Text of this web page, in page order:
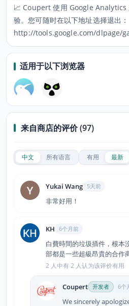
📈 Coupert 使用 Google Analytics
验。您可随时在以下地址选择退出：
http://tools.google.com/dlpage/
适用于以下浏览器
来自商店的评价 (97)
中文 所有语言 有用 最新
Yukai Wang 5天前
非常好用！
KH 6个月前
白費時間的垃圾插件，根本
部都是一些超級昂貴的合作
2 人中有 2 人认为该评价有用
Coupert 开发者 6个
We sincerely